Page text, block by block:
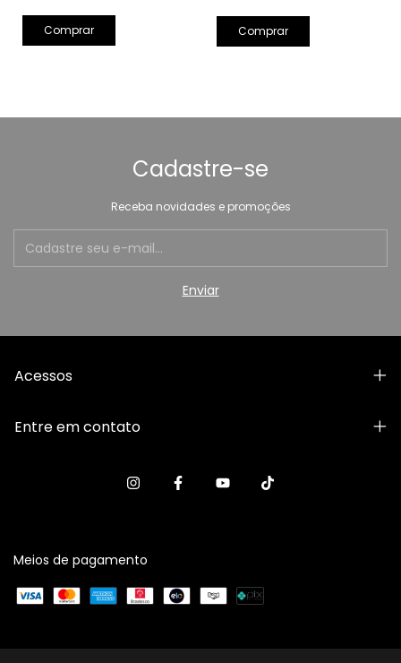
Cadastre-se
Receba novidades e promoções
Acessos
Entre em contato
Meios de pagamento